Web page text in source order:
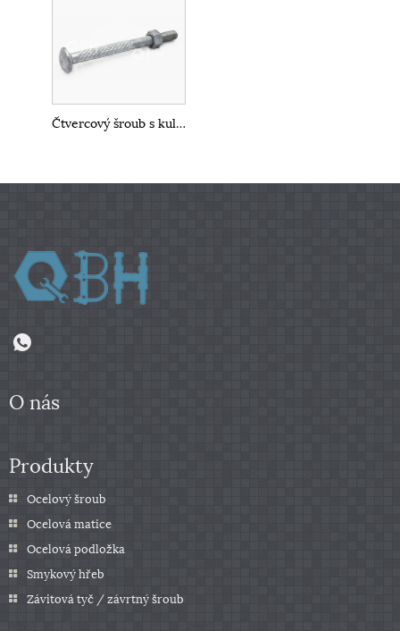
Čtvercový šroub s kulatou hlavou ISO8678
O nás
Produkty
Ocelový šroub
Ocelová matice
Ocelová podložka
Smykový hřeb
Závitová tyč / závrtný šroub